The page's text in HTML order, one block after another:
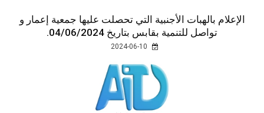
الإعلام بالهبات الأجنبية التي تحصلت عليها جمعية إعمار و
تواصل للتنمية بقابس بتاريخ 04/06/2024.